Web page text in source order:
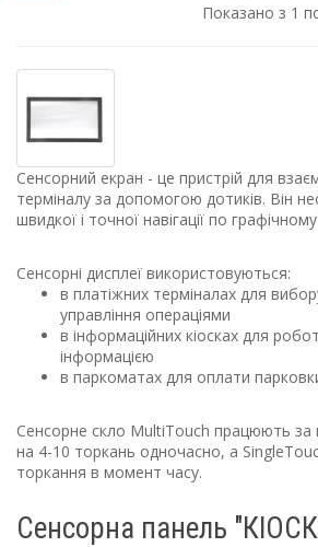
Показано з 1
Сенсорний екран - це пристрій для
терміналу за допомогою дотиків. Він
швидкої і точної навігації по
Сенсорні дисплеї використовуються:
в платіжних терміналах для
управління операціями
в інформаційних кіосках для
інформацією
в паркоматах для оплати
Сенсорне скло MultiTouch працюють за
на 4-10 торкань одночасно, а
торкання в момент часу.
Сенсорна панель